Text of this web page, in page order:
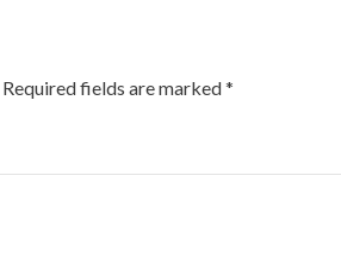
Required fields are marked*